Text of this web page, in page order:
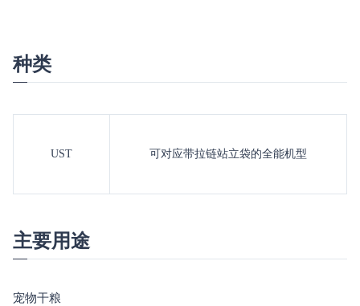
种类
UST 可对应带拉链站立袋的全能机型
主要用途
宠物干粮